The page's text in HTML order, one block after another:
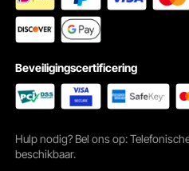
Beveiligingscertificering
Hulp nodig? Bel ons op:
beschikbaar.